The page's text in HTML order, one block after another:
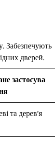
Забезпечують
дверей.
застосува
та дерев’я